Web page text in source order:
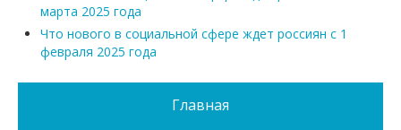
марта 2025 года
Что нового в социальной сфере ждет россиян с 1
февраля 2025 года
Главная